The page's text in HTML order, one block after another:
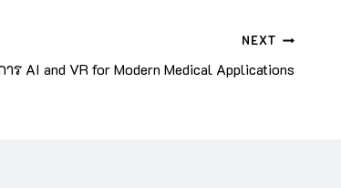
NEXT
ร AI and VR for Modern Medical Applications